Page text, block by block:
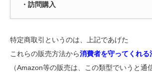
・訪問購入
特定商取引というのは、上記であげた
これらの販売方法から消費者を守ってくれる
（Amazon等の販売は、この類型でいうと通